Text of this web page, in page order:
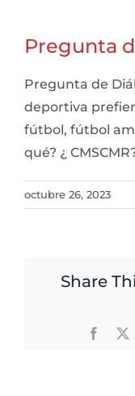
Pregunta
Pregunta de
deportiva
fútbol, ​​fútbol
qué? ¿
octubre 26, 2023
Share